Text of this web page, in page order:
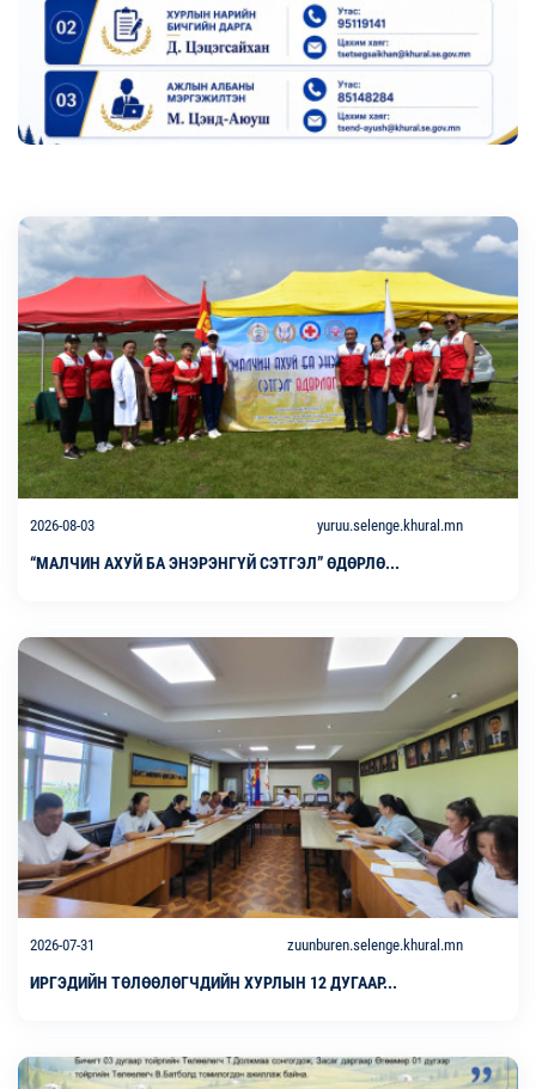
2026-08-03 yuruu.selenge.khural.mn
“МАЛЧИН АХУЙ БА ЭНЭРЭНГҮЙ СЭТГЭЛ” ӨДӨРЛӨ...
2026-07-31 zuunburen.selenge.khural.mn
ИРГЭДИЙН ТӨЛӨӨЛӨГЧДИЙН ХУРЛЫН 12 ДУГААР...